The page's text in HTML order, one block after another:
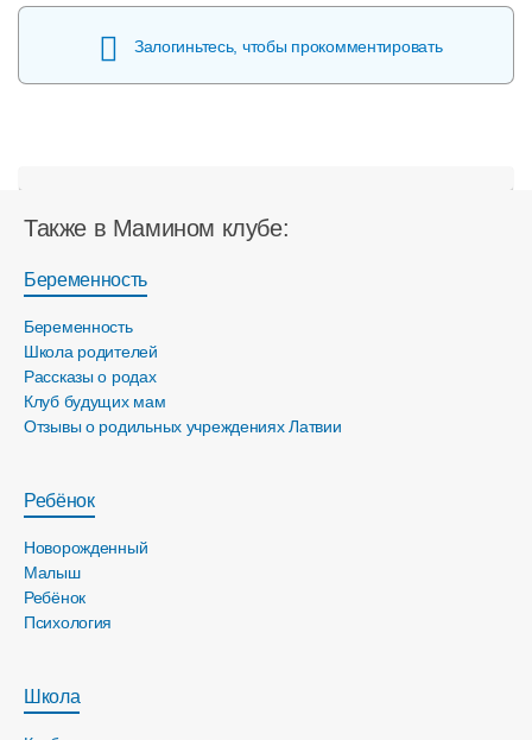
Залогиньтесь, чтобы прокомментировать
Также в Мамином клубе:
Беременность
Беременность
Школа родителей
Рассказы о родах
Клуб будущих мам
Отзывы о родильных учреждениях Латвии
Ребёнок
Новорожденный
Малыш
Ребёнок
Психология
Школа